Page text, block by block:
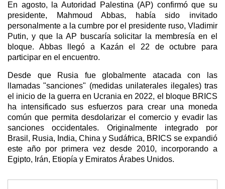
En agosto, la Autoridad Palestina (AP) confirmó que su
presidente, Mahmoud Abbas, había sido invitado
personalmente a la cumbre por el presidente ruso, Vladimir
Putin, y que la AP buscaría solicitar la membresía en el
bloque. Abbas llegó a Kazán el 22 de octubre para
participar en el encuentro.
Desde que Rusia fue globalmente atacada con las
llamadas "sanciones" (medidas unilaterales ilegales) tras
el inicio de la guerra en Ucrania en 2022, el bloque BRICS
ha intensificado sus esfuerzos para crear una moneda
común que permita desdolarizar el comercio y evadir las
sanciones occidentales. Originalmente integrado por
Brasil, Rusia, India, China y Sudáfrica, BRICS se expandió
este año por primera vez desde 2010, incorporando a
Egipto, Irán, Etiopía y Emiratos Árabes Unidos.